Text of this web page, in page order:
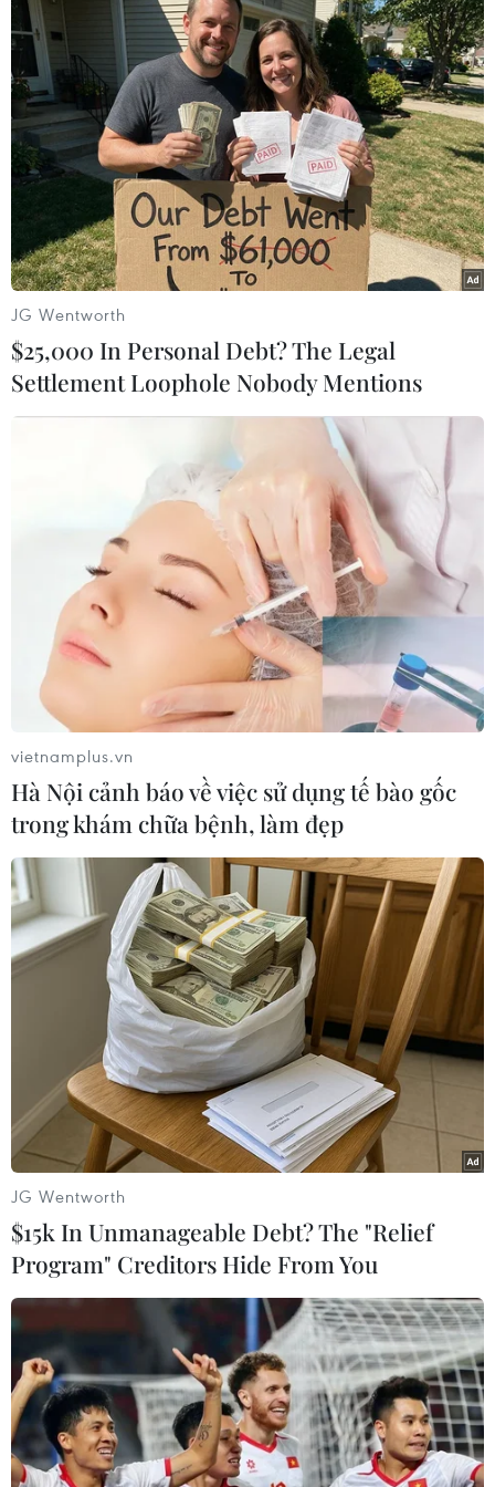
JG Wentworth
$25,000 In Personal Debt? The Legal
Settlement Loophole Nobody Mentions
vietnamplus.vn
Hà Nội cảnh báo về việc sử dụng tế bào gốc
trong khám chữa bệnh, làm đẹp
JG Wentworth
$15k In Unmanageable Debt? The "Relief
Program" Creditors Hide From You